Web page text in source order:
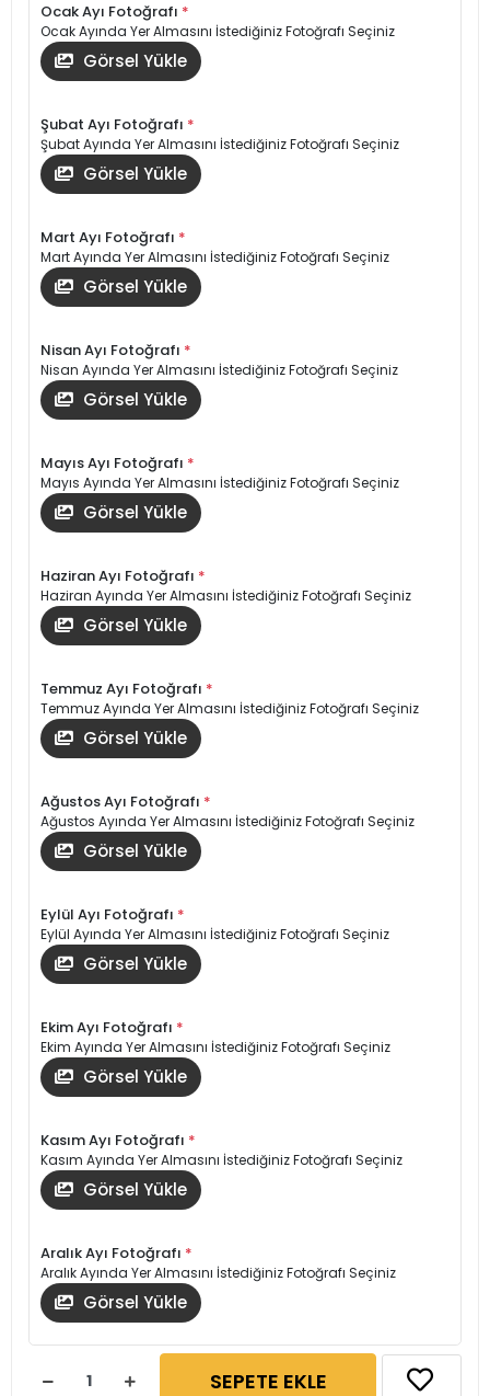
Ocak Ayı Fotoğrafı *
Ocak Ayında Yer Almasını İstediğiniz Fotoğrafı Seçiniz
Görsel Yükle
Şubat Ayı Fotoğrafı *
Şubat Ayında Yer Almasını İstediğiniz Fotoğrafı Seçiniz
Görsel Yükle
Mart Ayı Fotoğrafı *
Mart Ayında Yer Almasını İstediğiniz Fotoğrafı Seçiniz
Görsel Yükle
Nisan Ayı Fotoğrafı *
Nisan Ayında Yer Almasını İstediğiniz Fotoğrafı Seçiniz
Görsel Yükle
Mayıs Ayı Fotoğrafı *
Mayıs Ayında Yer Almasını İstediğiniz Fotoğrafı Seçiniz
Görsel Yükle
Haziran Ayı Fotoğrafı *
Haziran Ayında Yer Almasını İstediğiniz Fotoğrafı Seçiniz
Görsel Yükle
Temmuz Ayı Fotoğrafı *
Temmuz Ayında Yer Almasını İstediğiniz Fotoğrafı Seçiniz
Görsel Yükle
Ağustos Ayı Fotoğrafı *
Ağustos Ayında Yer Almasını İstediğiniz Fotoğrafı Seçiniz
Görsel Yükle
Eylül Ayı Fotoğrafı *
Eylül Ayında Yer Almasını İstediğiniz Fotoğrafı Seçiniz
Görsel Yükle
Ekim Ayı Fotoğrafı *
Ekim Ayında Yer Almasını İstediğiniz Fotoğrafı Seçiniz
Görsel Yükle
Kasım Ayı Fotoğrafı *
Kasım Ayında Yer Almasını İstediğiniz Fotoğrafı Seçiniz
Görsel Yükle
Aralık Ayı Fotoğrafı *
Aralık Ayında Yer Almasını İstediğiniz Fotoğrafı Seçiniz
Görsel Yükle
SEPETE EKLE